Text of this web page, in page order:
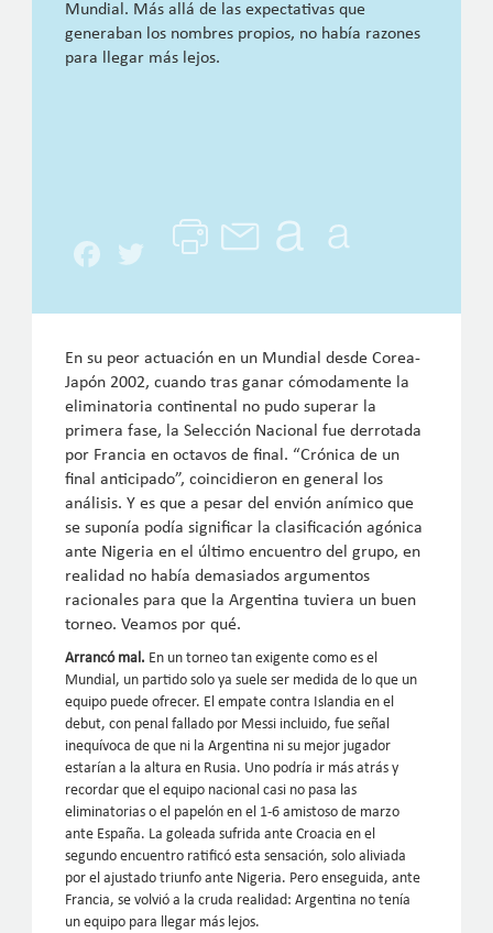
Mundial. Más allá de las expectativas que
generaban los nombres propios, no había razones
para llegar más lejos.
Facebook
Twitter
En su peor actuación en un Mundial desde Corea-
Japón 2002, cuando tras ganar cómodamente la
eliminatoria continental no pudo superar la
primera fase, la Selección Nacional fue derrotada
por Francia en octavos de final. “Crónica de un
final anticipado”, coincidieron en general los
análisis. Y es que a pesar del envión anímico que
se suponía podía significar la clasificación agónica
ante Nigeria en el último encuentro del grupo, en
realidad no había demasiados argumentos
racionales para que la Argentina tuviera un buen
torneo. Veamos por qué.
Arrancó mal. En un torneo tan exigente como es el
Mundial, un partido solo ya suele ser medida de lo que un
equipo puede ofrecer. El empate contra Islandia en el
debut, con penal fallado por Messi incluido, fue señal
inequívoca de que ni la Argentina ni su mejor jugador
estarían a la altura en Rusia. Uno podría ir más atrás y
recordar que el equipo nacional casi no pasa las
eliminatorias o el papelón en el 1-6 amistoso de marzo
ante España. La goleada sufrida ante Croacia en el
segundo encuentro ratificó esta sensación, solo aliviada
por el ajustado triunfo ante Nigeria. Pero enseguida, ante
Francia, se volvió a la cruda realidad: Argentina no tenía
un equipo para llegar más lejos.